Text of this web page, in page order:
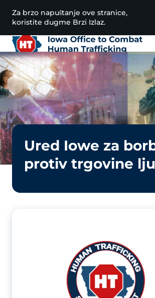
Preskoči na glavni sadržaj
Za brzo napuštanje ove stranice,
koristite dugme Brzi Izlaz.
Main
Područje obavijesti
Image
Ured Iowe za
protiv trgovine